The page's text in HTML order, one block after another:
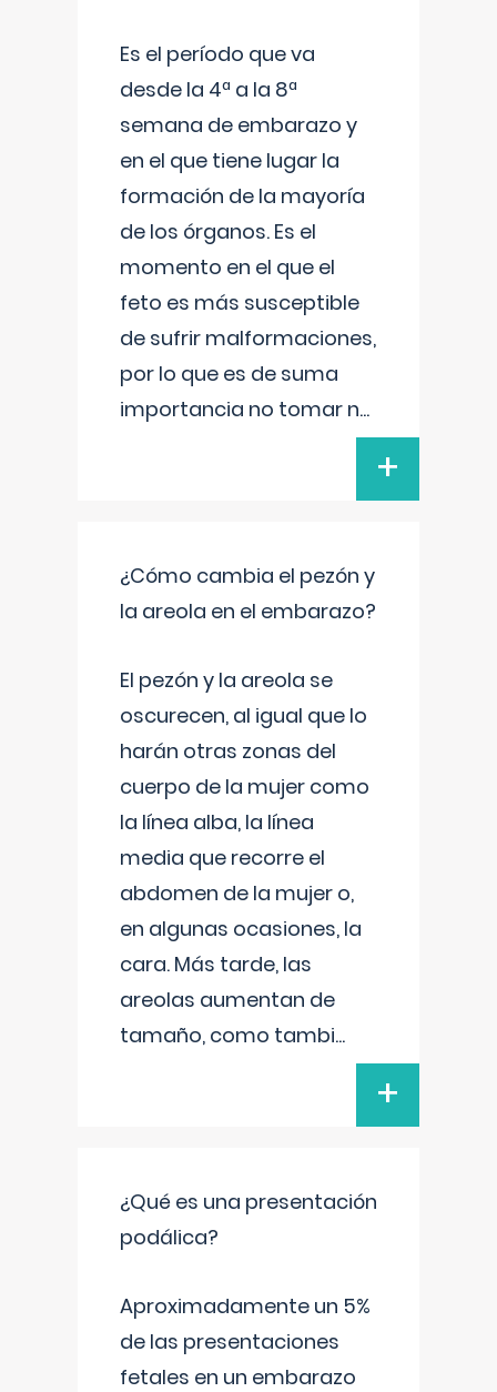
Es el período que va
desde la 4ª a la 8ª
semana de embarazo y
en el que tiene lugar la
formación de la mayoría
de los órganos. Es el
momento en el que el
feto es más susceptible
de sufrir malformaciones,
por lo que es de suma
importancia no tomar n...
+
¿Cómo cambia el pezón y
la areola en el embarazo?
El pezón y la areola se
oscurecen, al igual que lo
harán otras zonas del
cuerpo de la mujer como
la línea alba, la línea
media que recorre el
abdomen de la mujer o,
en algunas ocasiones, la
cara. Más tarde, las
areolas aumentan de
tamaño, como tambi...
+
¿Qué es una presentación
podálica?
Aproximadamente un 5%
de las presentaciones
fetales en un embarazo